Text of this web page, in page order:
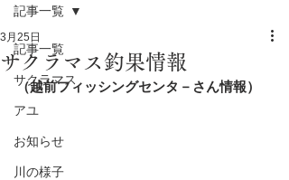
記事一覧
サクラマス
アユ
お知らせ
川の様子
記事一覧
サクラマス釣果情報
3月25日
（越前フィッシングセンタ－さん情報）